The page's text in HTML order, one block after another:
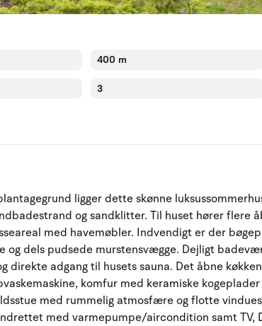
400 m
3
ligger dette skønne
og sandklitter. Til huset hører flere
med havemøbler. Indvendigt er der
og dels pudsede murstensvægge. Dejligt
direkte adgang til husets sauna. Det åbne
komfur med keramiske
med rummelig atmosfære og flotte
med varmepumpe/aircondition samt TV,